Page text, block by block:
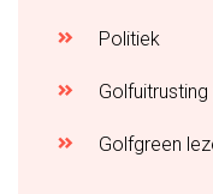
Politiek
Golfuitrusting
Golfgreen